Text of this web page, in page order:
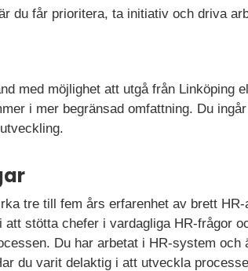
du får prioritera, ta initiativ och driva
med möjlighet att utgå från Linköping
i mer begränsad omfattning. Du
tre till fem års erfarenhet av brett
stötta chefer i vardagliga HR-frågor
Du har arbetat i HR-system
du varit delaktig i att utveckla